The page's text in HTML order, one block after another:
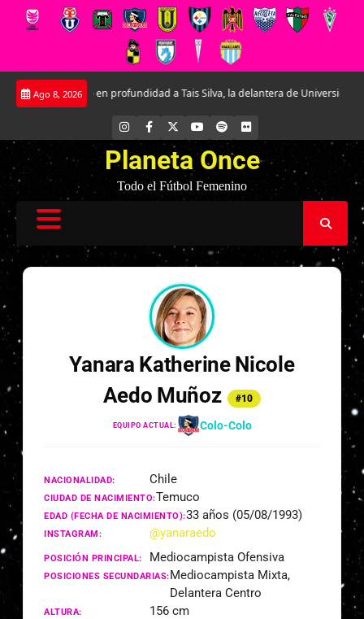
Saltar
Ago 8, 2026
Conociendo en profundidad a Tais Silva, la delantera de Universidad
INSTAGRAM
FACEBOOK YOUTUBE
SPOTIFYFLICKR
Planeta Once
Todo el Fútbol Femenino
Yanara Katherine Nicole
Aedo Muñoz
#10
EQUIPO ACTUAL: Colo-Colo
NACIONALIDAD: Chile
CIUDAD DE NACIMIENTO:Temuco
EDAD (FECHA DE NACIMIENTO):33 años (05/08/1993)
INSTAGRAM: @yanaraedo
POSICIÓN PRINCIPAL: Mediocampista Ofensiva
POSICIONES SECUNDARIAS:Mediocampista Mixta,
Delantera Centro
ALTURA: 156 cm